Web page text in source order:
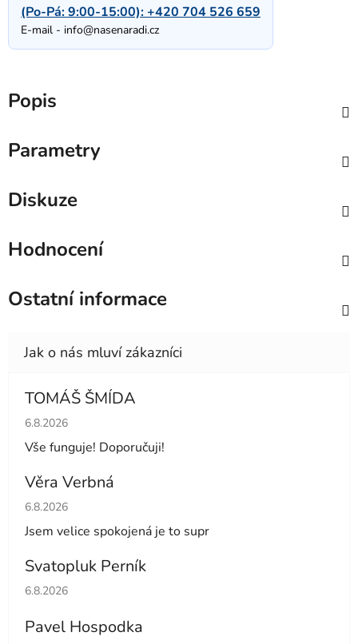
(Po-Pá: 9:00-15:00):+420 704 526 659
E-mail - info@nasenaradi.cz
Popis
Parametry
Diskuze
Hodnocení
Ostatní informace
TOMÁŠ ŠMÍDA
Hodnocení obchodu je 5 z 5 hvězdiček.
6.8.2026
Vše funguje! Doporučuji!
Věra Verbná
Hodnocení obchodu je 5 z 5 hvězdiček.
6.8.2026
Jsem velice spokojená je to supr
Svatopluk Perník
Hodnocení obchodu je 5 z 5 hvězdiček.
6.8.2026
Pavel Hospodka